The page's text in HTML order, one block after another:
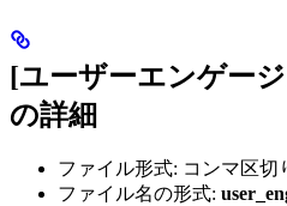
[ユーザーエンゲー
の詳細
ファイル形式: コンマ区切
ファイル名の形式: